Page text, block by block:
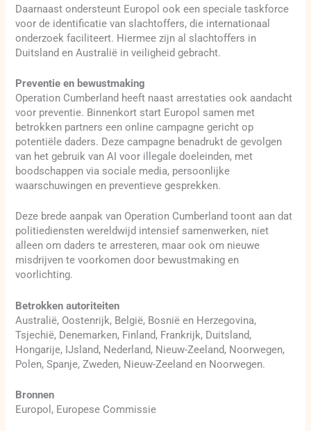
Daarnaast ondersteunt Europol ook een speciale taskforce
voor de identificatie van slachtoffers, die internationaal
onderzoek faciliteert. Hiermee zijn al slachtoffers in
Duitsland en Australië in veiligheid gebracht.
Preventie en bewustmaking
Operation Cumberland heeft naast arrestaties ook aandacht
voor preventie. Binnenkort start Europol samen met
betrokken partners een online campagne gericht op
potentiële daders. Deze campagne benadrukt de gevolgen
van het gebruik van AI voor illegale doeleinden, met
boodschappen via sociale media, persoonlijke
waarschuwingen en preventieve gesprekken.
Deze brede aanpak van Operation Cumberland toont aan dat
politiediensten wereldwijd intensief samenwerken, niet
alleen om daders te arresteren, maar ook om nieuwe
misdrijven te voorkomen door bewustmaking en
voorlichting.
Betrokken autoriteiten
Australië, Oostenrijk, België, Bosnië en Herzegovina,
Tsjechië, Denemarken, Finland, Frankrijk, Duitsland,
Hongarije, IJsland, Nederland, Nieuw-Zeeland, Noorwegen,
Polen, Spanje, Zweden, Nieuw-Zeeland en Noorwegen.
Bronnen
Europol, Europese Commissie